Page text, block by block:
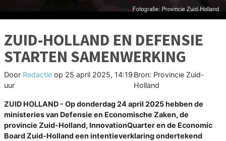
ZUID-HOLLAND EN DEFENSIE
STARTEN SAMENWERKING
Door Redactie op 25 april 2025, 14:19
uur
Bron: Provincie Zuid-
Holland
ZUID HOLLAND - Op donderdag 24 april 2025 hebben de
ministeries van Defensie en Economische Zaken, de
provincie Zuid-Holland, InnovationQuarter en de Economic
Board Zuid-Holland een intentieverklaring ondertekend